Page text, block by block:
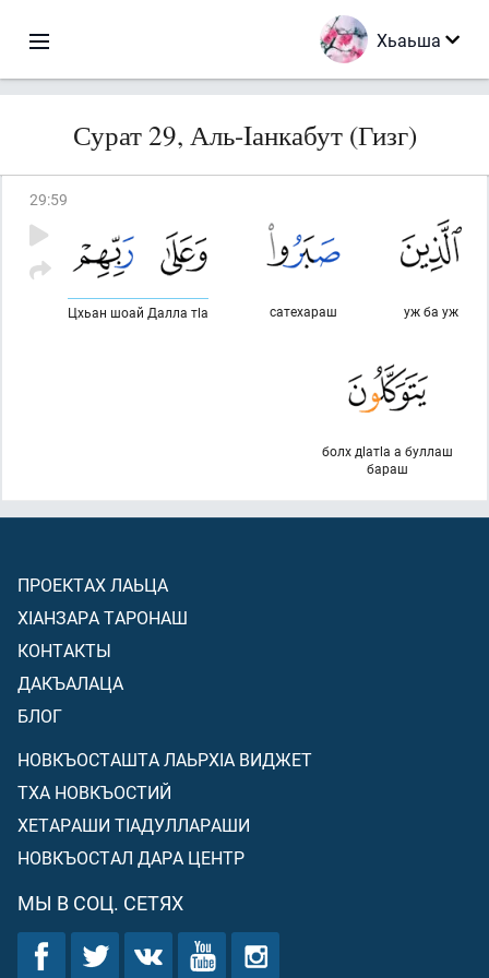
Хьаьша
Сурат 29, Аль-Iанкабут (Гизг)
29:59
уж ба уж
сатехараш
Цхьан шоай Далла тlа
болх дlатlа а буллаш
бараш
ПРОЕКТАХ ЛАЬЦА
ХIАНЗАРА ТАРОНАШ
КОНТАКТЫ
ДАКЪАЛАЦА
БЛОГ
НОВКЪОСТАШТА ЛАЬРХIА ВИДЖЕТ
ТХА НОВКЪОСТИЙ
ХЕТАРАШИ ТIАДУЛЛАРАШИ
НОВКЪОСТАЛ ДАРА ЦЕНТР
МЫ В СОЦ. СЕТЯХ